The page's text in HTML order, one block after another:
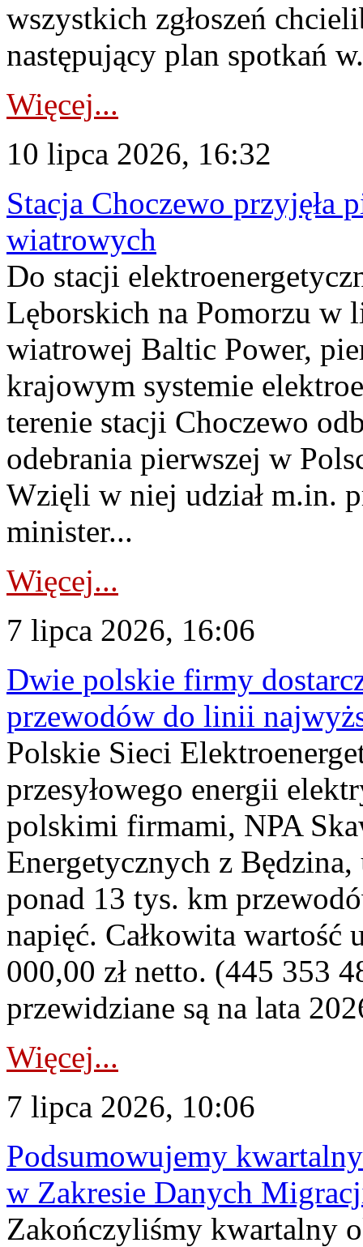
wszystkich zgłoszeń
następujący plan spotkań
Więcej...
10 lipca 2026, 16:32
Stacja Choczewo przyjęła
wiatrowych
Do stacji
Lęborskich na Pomorzu w
wiatrowej Baltic Power,
krajowym systemie
terenie stacji Choczewo
odebrania pierwszej w
Wzięli w niej udział m.in.
minister...
Więcej...
7 lipca 2026, 16:06
Dwie polskie firmy
przewodów do linii
Polskie Sieci
przesyłowego energii
polskimi firmami, NPA
Energetycznych z
ponad 13 tys. km
napięć. Całkowita
000,00 zł netto. (445 353
przewidziane są na lata
Więcej...
7 lipca 2026, 10:06
Podsumowujemy
w Zakresie Danych
Zakończyliśmy kwartalny